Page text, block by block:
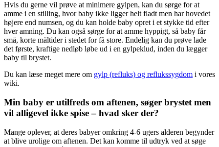
Hvis du gerne vil prøve at minimere gylpen, kan du sørge for at
amme i en stilling, hvor baby ikke ligger helt fladt men har hovedet
højere end numsen, og du kan holde baby opret i et stykke tid efter
hver amning. Du kan også sørge for at amme hyppigt, så baby får
små, korte måltider i stedet for få store. Endelig kan du prøve lade
det første, kraftige nedløb løbe ud i en gylpeklud, inden du lægger
baby til brystet.
Du kan læse meget mere om gylp (refluks) og reflukssygdom i vores
wiki.
Min baby er utilfreds om aftenen, søger brystet men
vil alligevel ikke spise – hvad sker der?
Mange oplever, at deres babyer omkring 4-6 ugers alderen begynder
at blive urolige om aftenen. Det kan komme til udtryk ved at søge